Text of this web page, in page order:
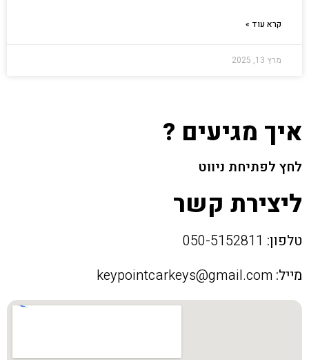
קרא עוד »
מרץ 13, 2025
איך מגיעים ?
לחץ לפתיחת ניווט
ליצירת קשר
טלפון:
מייל: keypointcarkeys@gmail.com